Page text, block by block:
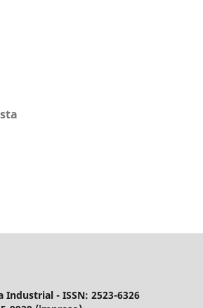
Industrial - ISSN: 2523-6326